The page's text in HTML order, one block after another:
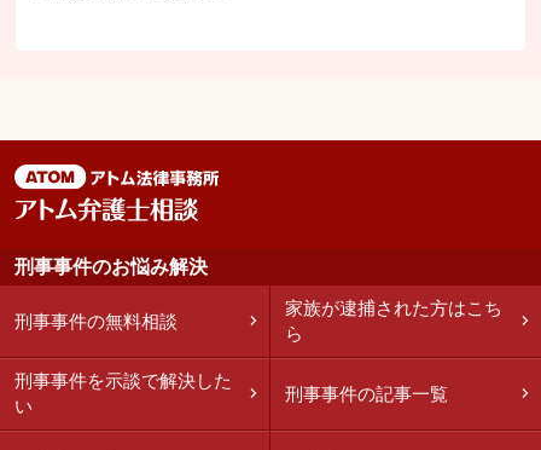
刑事事件のお悩み解決
刑事事件の無料相談
家族が逮捕された方はこち
ら
刑事事件を示談で解決した
い
刑事事件の記事一覧